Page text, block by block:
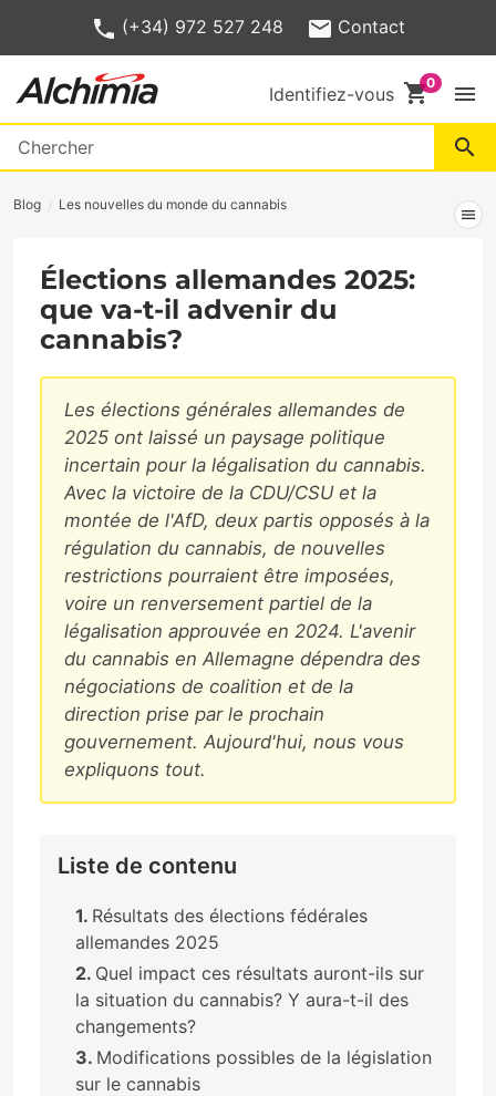
(+34) 972 527 248 Contact
Identifiez-vous shopping_cart menu
search
Blog Les nouvelles du monde du cannabis
menu
Élections allemandes 2025:
que va-t-il advenir du
cannabis?
Les élections générales allemandes de
2025 ont laissé un paysage politique
incertain pour la légalisation du cannabis.
Avec la victoire de la CDU/CSU et la
montée de l'AfD, deux partis opposés à la
régulation du cannabis, de nouvelles
restrictions pourraient être imposées,
voire un renversement partiel de la
légalisation approuvée en 2024. L'avenir
du cannabis en Allemagne dépendra des
négociations de coalition et de la
direction prise par le prochain
gouvernement. Aujourd'hui, nous vous
expliquons tout.
Liste de contenu
Résultats des élections fédérales
allemandes 2025
Quel impact ces résultats auront-ils sur
la situation du cannabis? Y aura-t-il des
changements?
Modifications possibles de la législation
sur le cannabis